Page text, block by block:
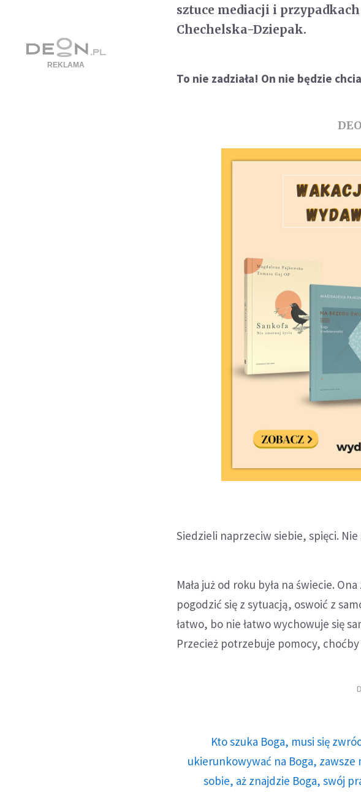
sztuce mediacji i
Chechelska-Dziepak.
To nie zadziała! On nie będzie
Siedzieli naprzeciw siebie, spięci.
Mała już od roku była na świecie.
pogodzić się z sytuacją, oswoić z
łatwo, bo nie łatwo wychowuje się
Przecież potrzebuje pomocy,
Kto szuka Boga, musi się
ukierunkowywać na Boga,
sobie, aż znajdzie Boga, swój